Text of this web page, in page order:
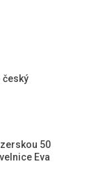
český
50
Eva